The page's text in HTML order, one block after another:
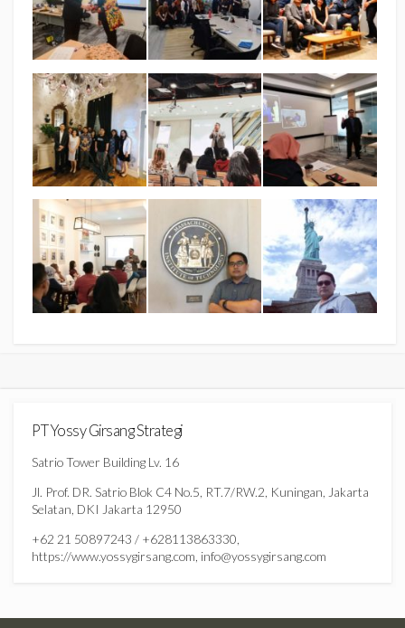
PT Yossy Girsang Strategi
Satrio Tower Building Lv. 16
Jl. Prof. DR. Satrio Blok C4 No.5, RT.7/RW.2, Kuningan, Jakarta
Selatan, DKI Jakarta 12950
+62 21 50897243 / +628113863330,
https://www.yossygirsang.com, info@yossygirsang.com